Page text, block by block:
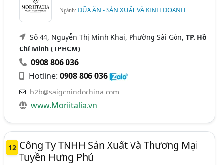
Ngành:ĐŨA ĂN - SẢN XUẤT VÀ KINH DOANH
Số 44, Nguyễn Thị Minh Khai, Phường Sài Gòn,TP. Hồ
Chí Minh (TPHCM)
0908 806 036
Hotline:0908 806 036
b2b@saigonindochina.com
www.Moriitalia.vn
12 Công Ty TNHH Sản Xuất Và Thương Mại
Tuyền Hưng Phú